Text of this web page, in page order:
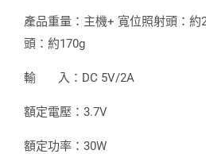
產品重量：主機+ 寬位照射頭：約
頭：約170g
輸 入：DC 5V/2A
額定電壓：3.7V
額定功率：30W